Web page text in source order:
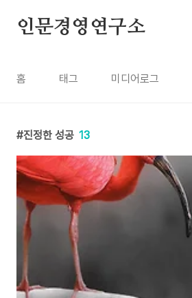
인문경영연구소
홈 태그 미디어로그
진정한 성공 13